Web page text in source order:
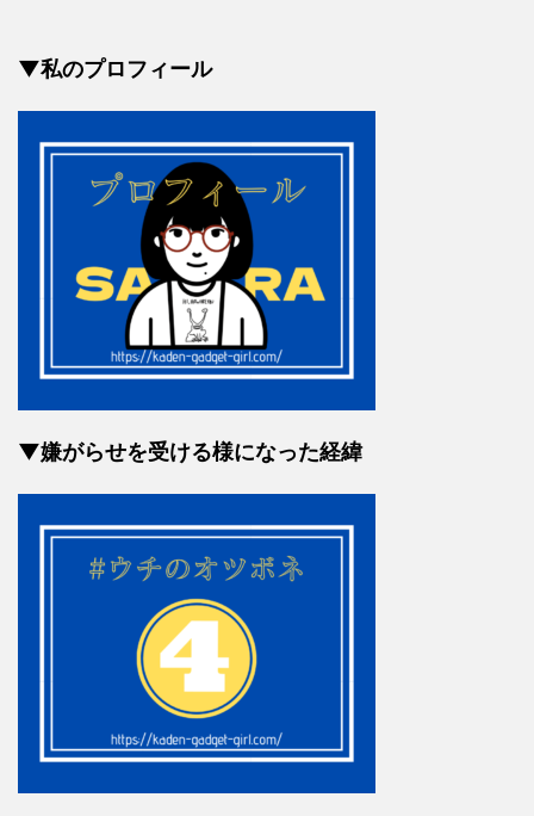
▼私のプロフィール
▼嫌がらせを受ける様になった経緯